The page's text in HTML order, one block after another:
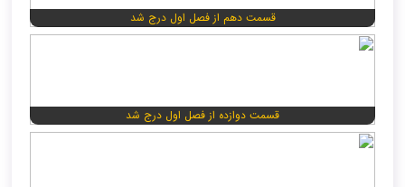
قسمت دهم از فصل اول درج شد
قسمت دوازده از فصل اول درج شد